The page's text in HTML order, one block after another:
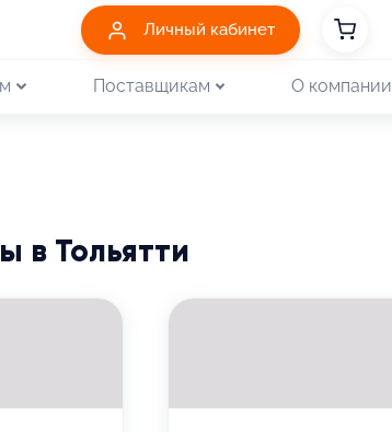
Личный кабинет
Поставщикам О компании
в Тольятти